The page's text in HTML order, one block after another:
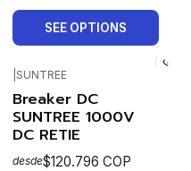
SEE OPTIONS
SUNTREE
Breaker DC
SUNTREE 1000V
DC RETIE
desde$120.796 COP